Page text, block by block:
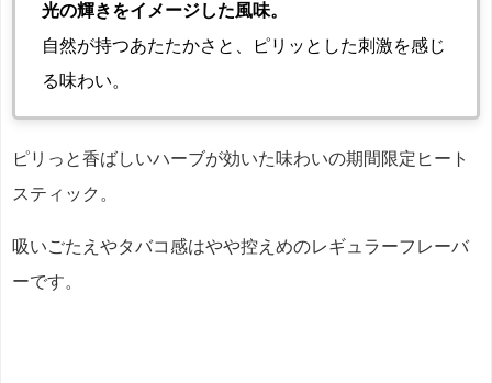
光の輝きをイメージした風味。
自然が持つあたたかさと、ピリッとした刺激を感じ
る味わい。
ピリっと香ばしいハーブが効いた味わいの期間限定ヒート
スティック。
吸いごたえやタバコ感はやや控えめのレギュラーフレーバ
ーです。